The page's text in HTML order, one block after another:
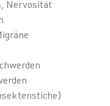
Nervosität